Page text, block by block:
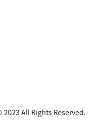
All Rights Reserved.